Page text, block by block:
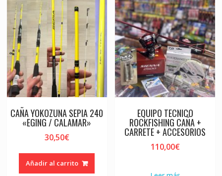
CAÑA YOKOZUNA SEPIA 240
«EGING / CALAMAR»
30,50€
Añadir al carrito
EQUIPO TECNICO
ROCKFISHING CAÑA +
CARRETE + ACCESORIOS
110,00€